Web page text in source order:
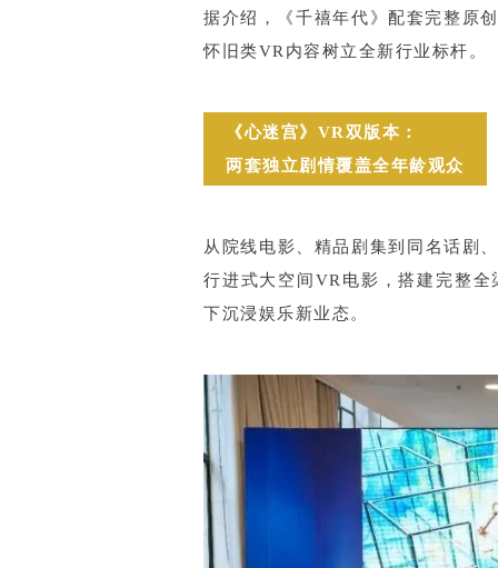
据介绍，《千禧年代》配套完整原
怀旧类VR内容树立全新行业标杆。
《心迷宫》VR双版本：
两套独立剧情覆盖全年龄观众
从院线电影、精品剧集到同名话剧
行进式大空间VR电影，搭建完整
下沉浸娱乐新业态。